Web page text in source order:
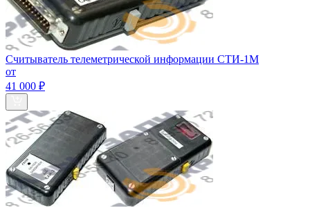
Считыватель телеметрической информации СТИ-1М
от
41 000 ₽